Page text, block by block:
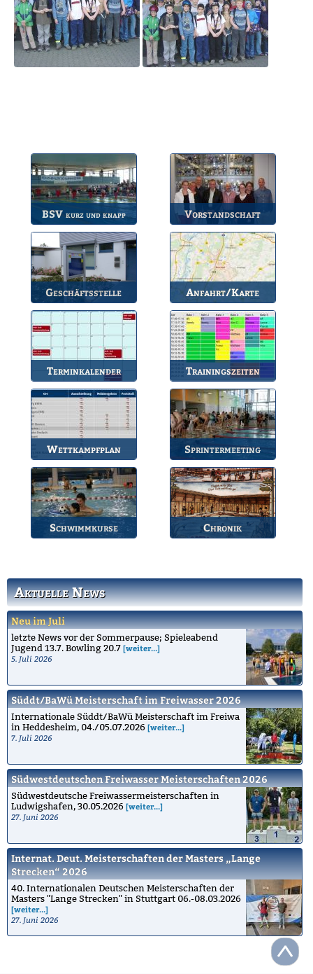
Aktuelle News
Neu im Juli
letzte News vor der Sommerpause; Spieleabend
Jugend 13.7. Bowling 20.7 [weiter...]
5. Juli 2026
Süddt/BaWü Meisterschaft im Freiwasser 2026
Internationale Süddt/BaWü Meisterschaft im Freiwa
in Heddesheim, 04./05.07.2026 [weiter...]
7. Juli 2026
Südwestdeutschen Freiwasser Meisterschaften 2026
Südwestdeutsche Freiwassermeisterschaften in
Ludwigshafen, 30.05.2026 [weiter...]
27. Juni 2026
Internat. Deut. Meisterschaften der Masters „Lange
Strecken“ 2026
40. Internationalen Deutschen Meisterschaften der
Masters "Lange Strecken" in Stuttgart 06.-08.03.2026
[weiter...]
27. Juni 2026
BSV kurz und knapp
Die wichtigsten Infos
zum BSV.
Vorstandschaft
Unsere amtierende
Vorstandschaft.
Geschäftsstelle
Anlaufstelle für alle
Anfahrt/Karte
So können Sie uns
erreichen.
Terminkalender
Die Termine des BSV.
Trainingszeiten
Bahnbelegungen der
Gruppen.
Wettkampfplan
Übersicht der aktuellen
Wettkämpfe.
Sprintermeeting
Jährlicher Wettkampf
des BSV.
Schwimmkurse Chronik